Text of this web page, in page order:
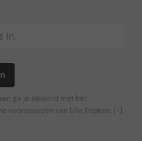
ga je akkoord met het
voorwaarden van Ulla Popken. [+]